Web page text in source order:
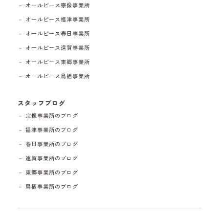
－ オールピース宗像事業所
－ オールピース福津事業所
－ オールピース春日事業所
－ オールピース遠賀事業所
－ オールピース東郷事業所
－ オールピース鳥栖事業所
スタッフブログ
－ 宗像事業所のブログ
－ 福津事業所のブログ
－ 春日事業所のブログ
－ 遠賀事業所のブログ
－ 東郷事業所のブログ
－ 鳥栖事業所のブログ